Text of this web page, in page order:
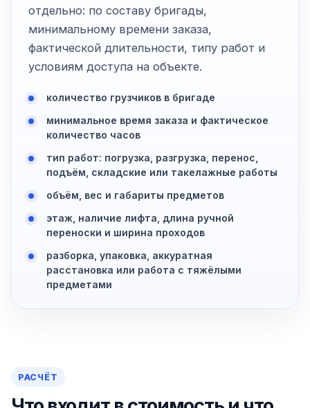
отдельно: по составу бригады,
минимальному времени заказа,
фактической длительности, типу работ и
условиям доступа на объекте.
количество грузчиков в бригаде
минимальное время заказа и фактическое
количество часов
тип работ: погрузка, разгрузка, перенос,
подъём, складские или такелажные работы
объём, вес и габариты предметов
этаж, наличие лифта, длина ручной
переноски и ширина проходов
разборка, упаковка, аккуратная
расстановка или работа с тяжёлыми
предметами
РАСЧЁТ